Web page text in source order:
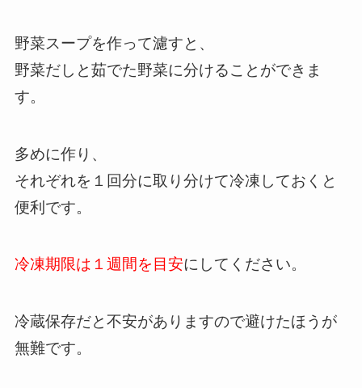
野菜スープを作って濾すと、
野菜だしと茹でた野菜に分けることができま
す。
多めに作り、
それぞれを１回分に取り分けて冷凍しておくと
便利です。
冷凍期限は１週間を目安にしてください。
冷蔵保存だと不安がありますので避けたほうが
無難です。